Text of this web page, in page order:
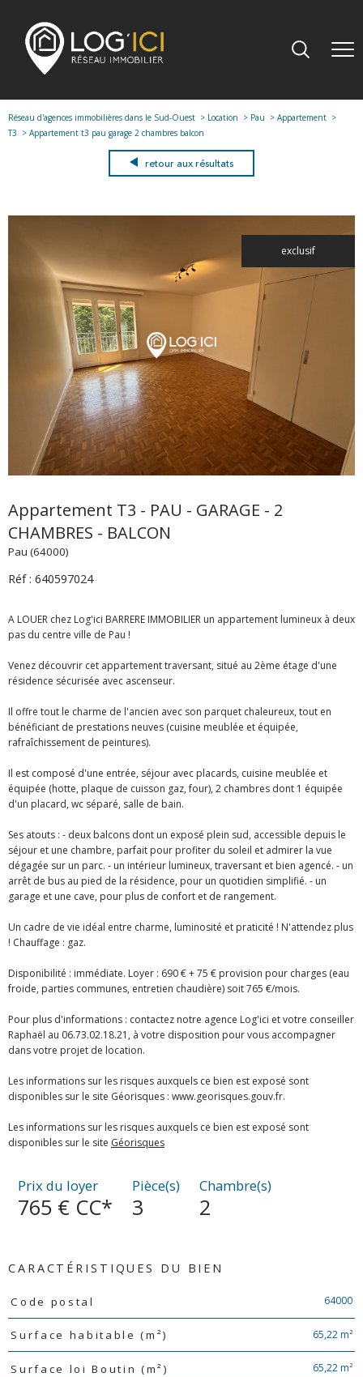
Réseau d'agences immobilières dans le Sud-Ouest Location Pau
Appartement
T3
Appartement t3 pau garage 2 chambres balcon
retour aux résultats
exclusif
Appartement T3 - PAU - GARAGE - 2
CHAMBRES - BALCON
Pau (64000)
Réf : 640597024
A LOUER chez Log'ici BARRERE IMMOBILIER un appartement lumineux à deux
pas du centre ville de Pau !
Venez découvrir cet appartement traversant, situé au 2ème étage d'une
résidence sécurisée avec ascenseur.
Il offre tout le charme de l'ancien avec son parquet chaleureux, tout en
bénéficiant de prestations neuves (cuisine meublée et équipée,
rafraîchissement de peintures).
Il est composé d'une entrée, séjour avec placards, cuisine meublée et
équipée (hotte, plaque de cuisson gaz, four), 2 chambres dont 1 équipée
d'un placard, wc séparé, salle de bain.
Ses atouts : - deux balcons dont un exposé plein sud, accessible depuis le
séjour et une chambre, parfait pour profiter du soleil et admirer la vue
dégagée sur un parc. - un intérieur lumineux, traversant et bien agencé. - un
arrêt de bus au pied de la résidence, pour un quotidien simplifié. - un
garage et une cave, pour plus de confort et de rangement.
Un cadre de vie idéal entre charme, luminosité et praticité ! N'attendez plus
! Chauffage : gaz.
Disponibilité : immédiate. Loyer : 690 € + 75 € provision pour charges (eau
froide, parties communes, entretien chaudière) soit 765 €/mois.
Pour plus d'informations : contactez notre agence Log'ici et votre conseiller
Raphaël au 06.73.02.18.21, à votre disposition pour vous accompagner
dans votre projet de location.
Les informations sur les risques auxquels ce bien est exposé sont
disponibles sur le site Géorisques : www.georisques.gouv.fr.
Les informations sur les risques auxquels ce bien est exposé sont
disponibles sur le site Géorisques
Prix du loyer
765 € CC*
Pièce(s)
3
Chambre(s)
2
CARACTÉRISTIQUES DU BIEN
Caractéristiques Valeurs
Code postal 64000
Surface habitable (m²) 65,22 m²
Surface loi Boutin (m²) 65,22 m²